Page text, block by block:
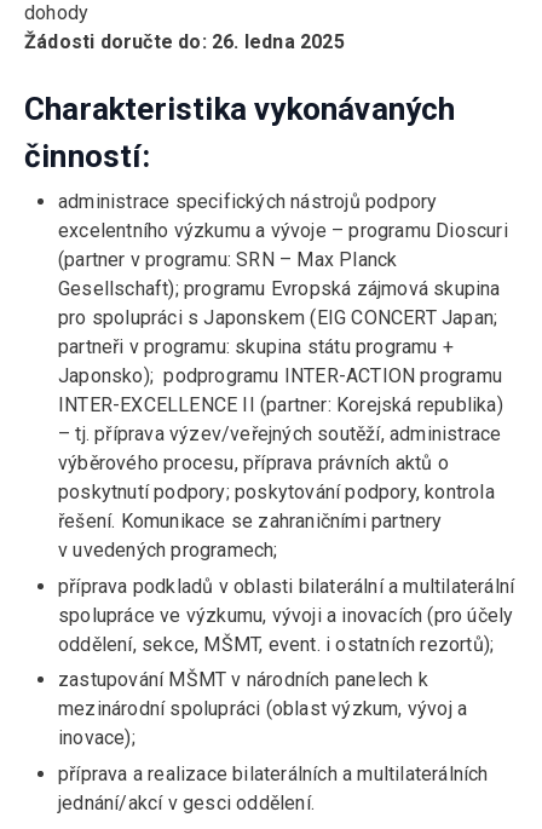
dohody
Žádosti doručte do: 26. ledna 2025
Charakteristika vykonávaných
činností:
administrace specifických nástrojů podpory
excelentního výzkumu a vývoje – programu Dioscuri
(partner v programu: SRN – Max Planck
Gesellschaft); programu Evropská zájmová skupina
pro spolupráci s Japonskem (EIG CONCERT Japan;
partneři v programu: skupina státu programu +
Japonsko); podprogramu INTER-ACTION programu
INTER-EXCELLENCE II (partner: Korejská republika)
– tj. příprava výzev/veřejných soutěží, administrace
výběrového procesu, příprava právních aktů o
poskytnutí podpory; poskytování podpory, kontrola
řešení. Komunikace se zahraničními partnery
v uvedených programech;
příprava podkladů v oblasti bilaterální a multilaterální
spolupráce ve výzkumu, vývoji a inovacích (pro účely
oddělení, sekce, MŠMT, event. i ostatních rezortů);
zastupování MŠMT v národních panelech k
mezinárodní spolupráci (oblast výzkum, vývoj a
inovace);
příprava a realizace bilaterálních a multilaterálních
jednání/akcí v gesci oddělení.